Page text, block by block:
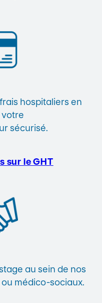
hospitaliers en
votre
sécurisé.
sur le GHT
au sein de nos
médico-sociaux.